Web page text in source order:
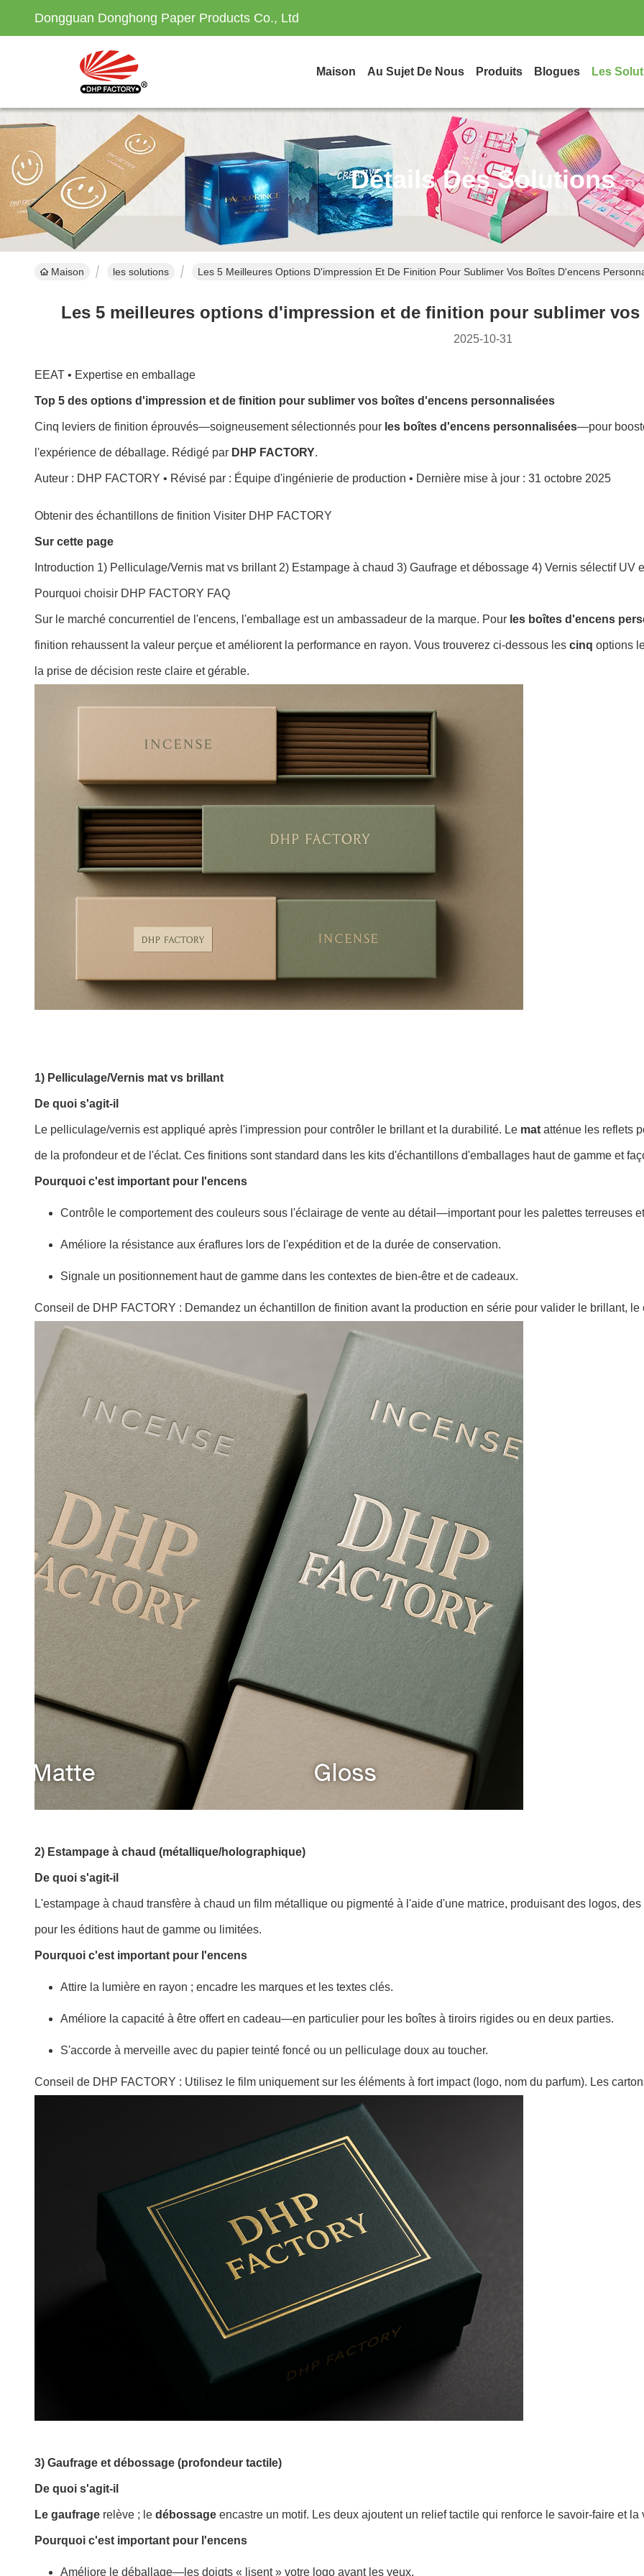
Dongguan Donghong Paper Products Co., Ltd
Maison Au Sujet De Nous Produits Blogues Les
Détails Des Solutions
Maison les solutions Les 5 Meilleures Options D'impression Et De Finition Pour Sublimer Vos Boîtes D'encens
Les 5 meilleures options d'impression et de finition pour sublimer
2025-10-31
EEAT • Expertise en emballage
Top 5 des options d'impression et de finition pour sublimer vos boîtes d'encens personnalisées
Cinq leviers de finition éprouvés—soigneusement sélectionnés pour les boîtes d'encens personnalisées—pour
l'expérience de déballage. Rédigé par DHP FACTORY.
Auteur : DHP FACTORY • Révisé par : Équipe d'ingénierie de production • Dernière mise à jour : 31 octobre 2025
Obtenir des échantillons de finition Visiter DHP FACTORY
Sur cette page
Introduction 1) Pelliculage/Vernis mat vs brillant 2) Estampage à chaud 3) Gaufrage et débossage 4) Vernis sélectif UV
Pourquoi choisir DHP FACTORY FAQ
Sur le marché concurrentiel de l'encens, l'emballage est un ambassadeur de la marque. Pour les boîtes d'encens
finition rehaussent la valeur perçue et améliorent la performance en rayon. Vous trouverez ci-dessous les cinq options
la prise de décision reste claire et gérable.
1) Pelliculage/Vernis mat vs brillant
De quoi s'agit-il
Le pelliculage/vernis est appliqué après l'impression pour contrôler le brillant et la durabilité. Le mat atténue les reflets
de la profondeur et de l'éclat. Ces finitions sont standard dans les kits d'échantillons d'emballages haut de gamme et
Pourquoi c'est important pour l'encens
Contrôle le comportement des couleurs sous l'éclairage de vente au détail—important pour les palettes terreuses
Améliore la résistance aux éraflures lors de l'expédition et de la durée de conservation.
Signale un positionnement haut de gamme dans les contextes de bien-être et de cadeaux.
Conseil de DHP FACTORY : Demandez un échantillon de finition avant la production en série pour valider le brillant,
2) Estampage à chaud (métallique/holographique)
De quoi s'agit-il
L'estampage à chaud transfère à chaud un film métallique ou pigmenté à l'aide d'une matrice, produisant des logos,
pour les éditions haut de gamme ou limitées.
Pourquoi c'est important pour l'encens
Attire la lumière en rayon ; encadre les marques et les textes clés.
Améliore la capacité à être offert en cadeau—en particulier pour les boîtes à tiroirs rigides ou en deux parties.
S'accorde à merveille avec du papier teinté foncé ou un pelliculage doux au toucher.
Conseil de DHP FACTORY : Utilisez le film uniquement sur les éléments à fort impact (logo, nom du parfum). Les
3) Gaufrage et débossage (profondeur tactile)
De quoi s'agit-il
Le gaufrage relève ; le débossage encastre un motif. Les deux ajoutent un relief tactile qui renforce le savoir-faire et la
Pourquoi c'est important pour l'encens
Améliore le déballage—les doigts « lisent » votre logo avant les yeux.